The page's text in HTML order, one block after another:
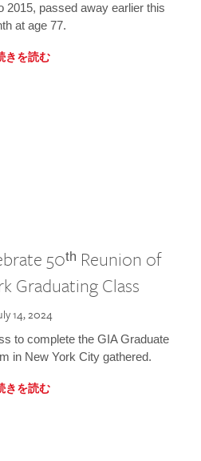
2015, passed away earlier this
at age 77.
きを読む
50ᵗʰ Reunion of
Graduating Class
14, 2024
to complete the GIA Graduate
in New York City gathered.
きを読む